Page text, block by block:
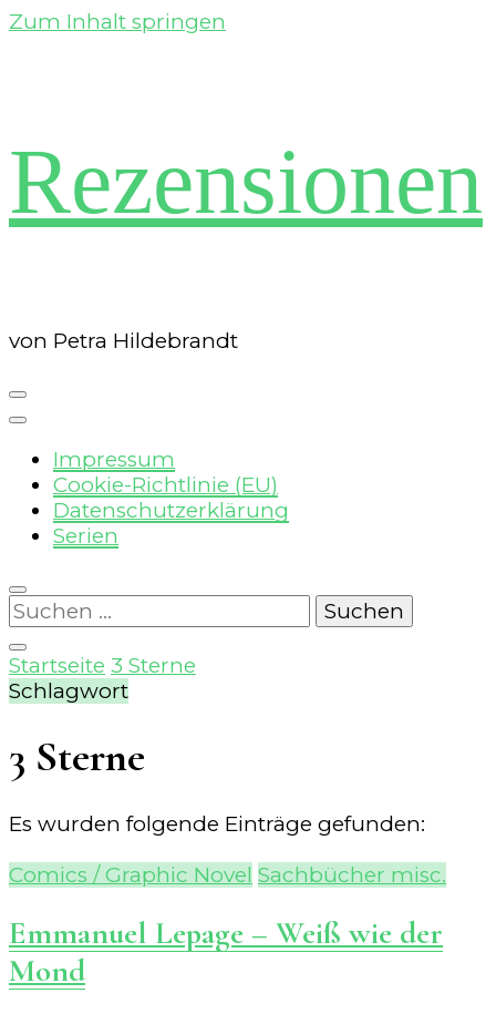
Zum Inhalt springen
Rezensionen
von Petra Hildebrandt
Impressum
Cookie-Richtlinie (EU)
Datenschutzerklärung
Serien
Suchen
nach:
Startseite 3 Sterne
Schlagwort
3 Sterne
Es wurden folgende Einträge gefunden:
Comics / Graphic Novel Sachbücher misc.
Emmanuel Lepage – Weiß wie der
Mond